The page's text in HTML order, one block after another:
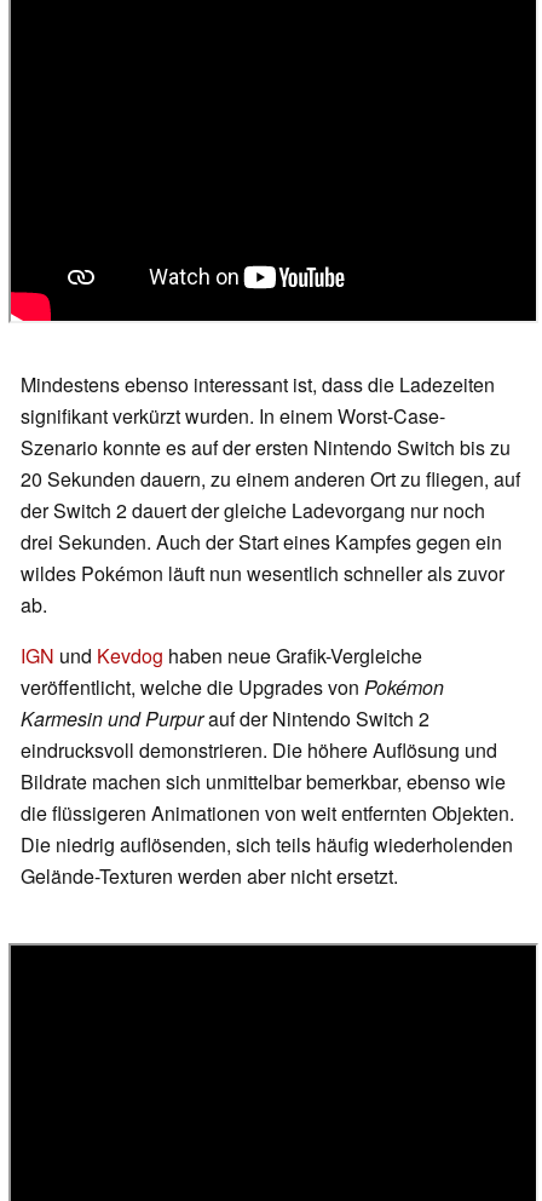
Mindestens ebenso interessant ist, dass die Ladezeiten
signifikant verkürzt wurden. In einem Worst-Case-
Szenario konnte es auf der ersten Nintendo Switch bis zu
20 Sekunden dauern, zu einem anderen Ort zu fliegen, auf
der Switch 2 dauert der gleiche Ladevorgang nur noch
drei Sekunden. Auch der Start eines Kampfes gegen ein
wildes Pokémon läuft nun wesentlich schneller als zuvor
ab.
IGN und Kevdog haben neue Grafik-Vergleiche
veröffentlicht, welche die Upgrades von Pokémon
Karmesin und Purpurauf der Nintendo Switch 2
eindrucksvoll demonstrieren. Die höhere Auflösung und
Bildrate machen sich unmittelbar bemerkbar, ebenso wie
die flüssigeren Animationen von weit entfernten Objekten.
Die niedrig auflösenden, sich teils häufig wiederholenden
Gelände-Texturen werden aber nicht ersetzt.